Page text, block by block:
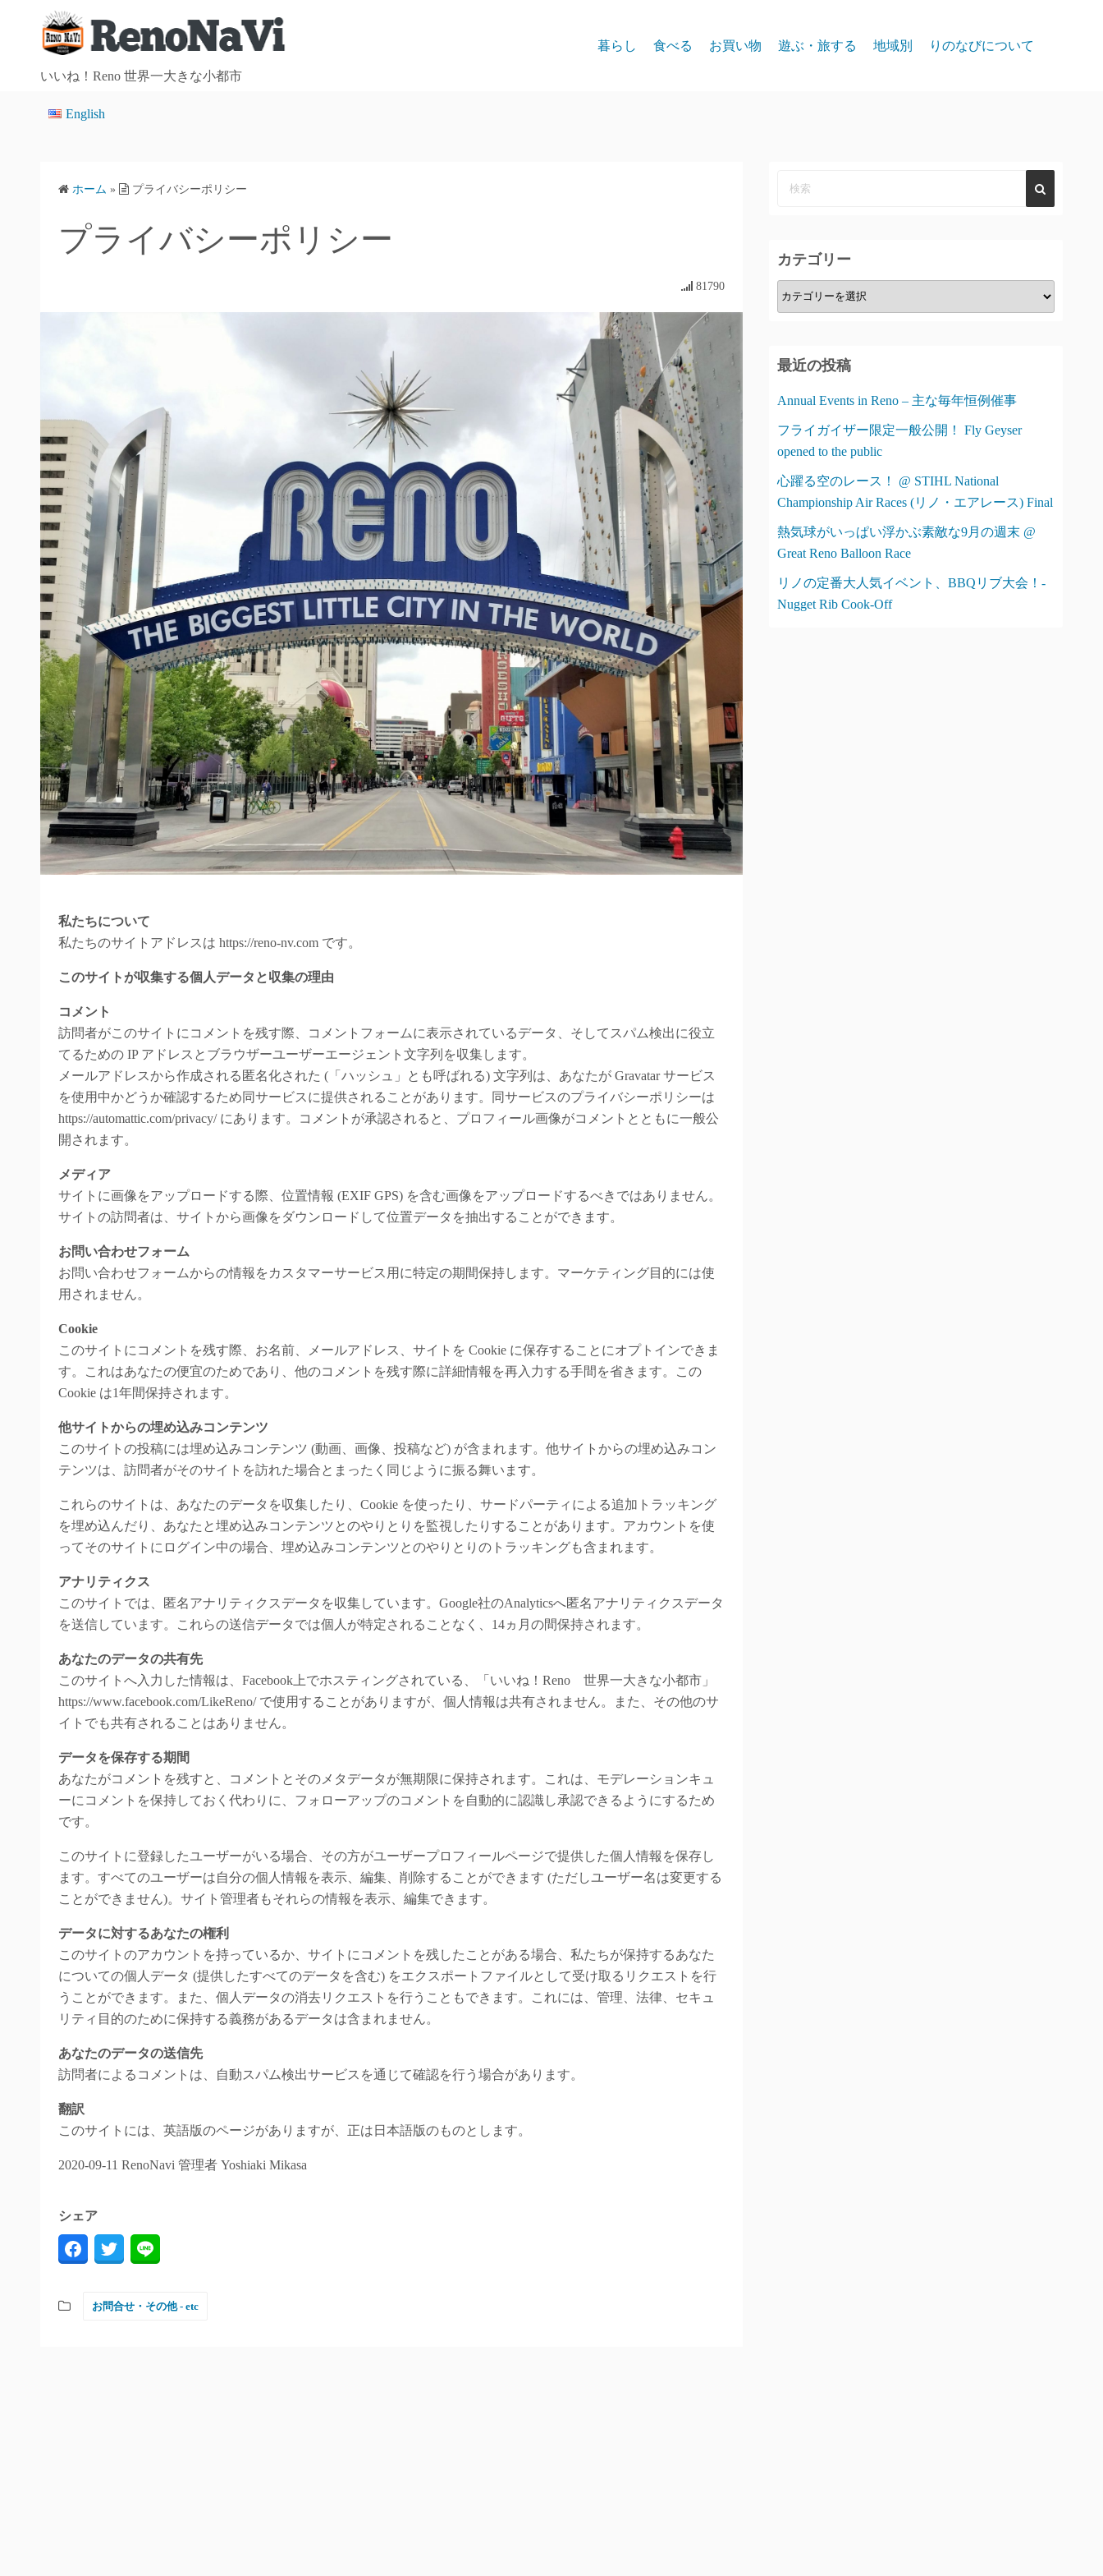
いいね！Reno 世界一大きな小都市
暮らし 食べる お買い物 遊ぶ・旅する 地域別 りのなびについて
English
ホーム » プライバシーポリシー
プライバシーポリシー
81790
私たちについて
私たちのサイトアドレスは https://reno-nv.com です。
このサイトが収集する個人データと収集の理由
コメント
訪問者がこのサイトにコメントを残す際、コメントフォームに表示されているデータ、そしてスパム検出に役立
てるための IP アドレスとブラウザーユーザーエージェント文字列を収集します。
メールアドレスから作成される匿名化された (「ハッシュ」とも呼ばれる) 文字列は、あなたが Gravatar サービス
を使用中かどうか確認するため同サービスに提供されることがあります。同サービスのプライバシーポリシーは
https://automattic.com/privacy/ にあります。コメントが承認されると、プロフィール画像がコメントとともに一般公
開されます。
メディア
サイトに画像をアップロードする際、位置情報 (EXIF GPS) を含む画像をアップロードするべきではありません。
サイトの訪問者は、サイトから画像をダウンロードして位置データを抽出することができます。
お問い合わせフォーム
お問い合わせフォームからの情報をカスタマーサービス用に特定の期間保持します。マーケティング目的には使
用されません。
Cookie
このサイトにコメントを残す際、お名前、メールアドレス、サイトを Cookie に保存することにオプトインできま
す。これはあなたの便宜のためであり、他のコメントを残す際に詳細情報を再入力する手間を省きます。この
Cookie は1年間保持されます。
他サイトからの埋め込みコンテンツ
このサイトの投稿には埋め込みコンテンツ (動画、画像、投稿など) が含まれます。他サイトからの埋め込みコン
テンツは、訪問者がそのサイトを訪れた場合とまったく同じように振る舞います。
これらのサイトは、あなたのデータを収集したり、Cookie を使ったり、サードパーティによる追加トラッキング
を埋め込んだり、あなたと埋め込みコンテンツとのやりとりを監視したりすることがあります。アカウントを使
ってそのサイトにログイン中の場合、埋め込みコンテンツとのやりとりのトラッキングも含まれます。
アナリティクス
このサイトでは、匿名アナリティクスデータを収集しています。Google社のAnalyticsへ匿名アナリティクスデータ
を送信しています。これらの送信データでは個人が特定されることなく、14ヵ月の間保持されます。
あなたのデータの共有先
このサイトへ入力した情報は、Facebook上でホスティングされている、「いいね！Reno 世界一大きな小都市」
https://www.facebook.com/LikeReno/ で使用することがありますが、個人情報は共有されません。また、その他のサ
イトでも共有されることはありません。
データを保存する期間
あなたがコメントを残すと、コメントとそのメタデータが無期限に保持されます。これは、モデレーションキュ
ーにコメントを保持しておく代わりに、フォローアップのコメントを自動的に認識し承認できるようにするため
です。
このサイトに登録したユーザーがいる場合、その方がユーザープロフィールページで提供した個人情報を保存し
ます。すべてのユーザーは自分の個人情報を表示、編集、削除することができます (ただしユーザー名は変更する
ことができません)。サイト管理者もそれらの情報を表示、編集できます。
データに対するあなたの権利
このサイトのアカウントを持っているか、サイトにコメントを残したことがある場合、私たちが保持するあなた
についての個人データ (提供したすべてのデータを含む) をエクスポートファイルとして受け取るリクエストを行
うことができます。また、個人データの消去リクエストを行うこともできます。これには、管理、法律、セキュ
リティ目的のために保持する義務があるデータは含まれません。
あなたのデータの送信先
訪問者によるコメントは、自動スパム検出サービスを通じて確認を行う場合があります。
翻訳
このサイトには、英語版のページがありますが、正は日本語版のものとします。
2020-09-11 RenoNavi 管理者 Yoshiaki Mikasa
シェア
お問合せ・その他 - etc
カテゴリー
カ
テ
ー
最近の投稿
Annual Events in Reno – 主な毎年恒例催事
フライガイザー限定一般公開！ Fly Geyser
opened to the public
心躍る空のレース！ @ STIHL National
Championship Air Races (リノ・エアレース) Final
熱気球がいっぱい浮かぶ素敵な9月の週末 @
Great Reno Balloon Race
リノの定番大人気イベント、BBQリブ大会！-
Nugget Rib Cook-Off